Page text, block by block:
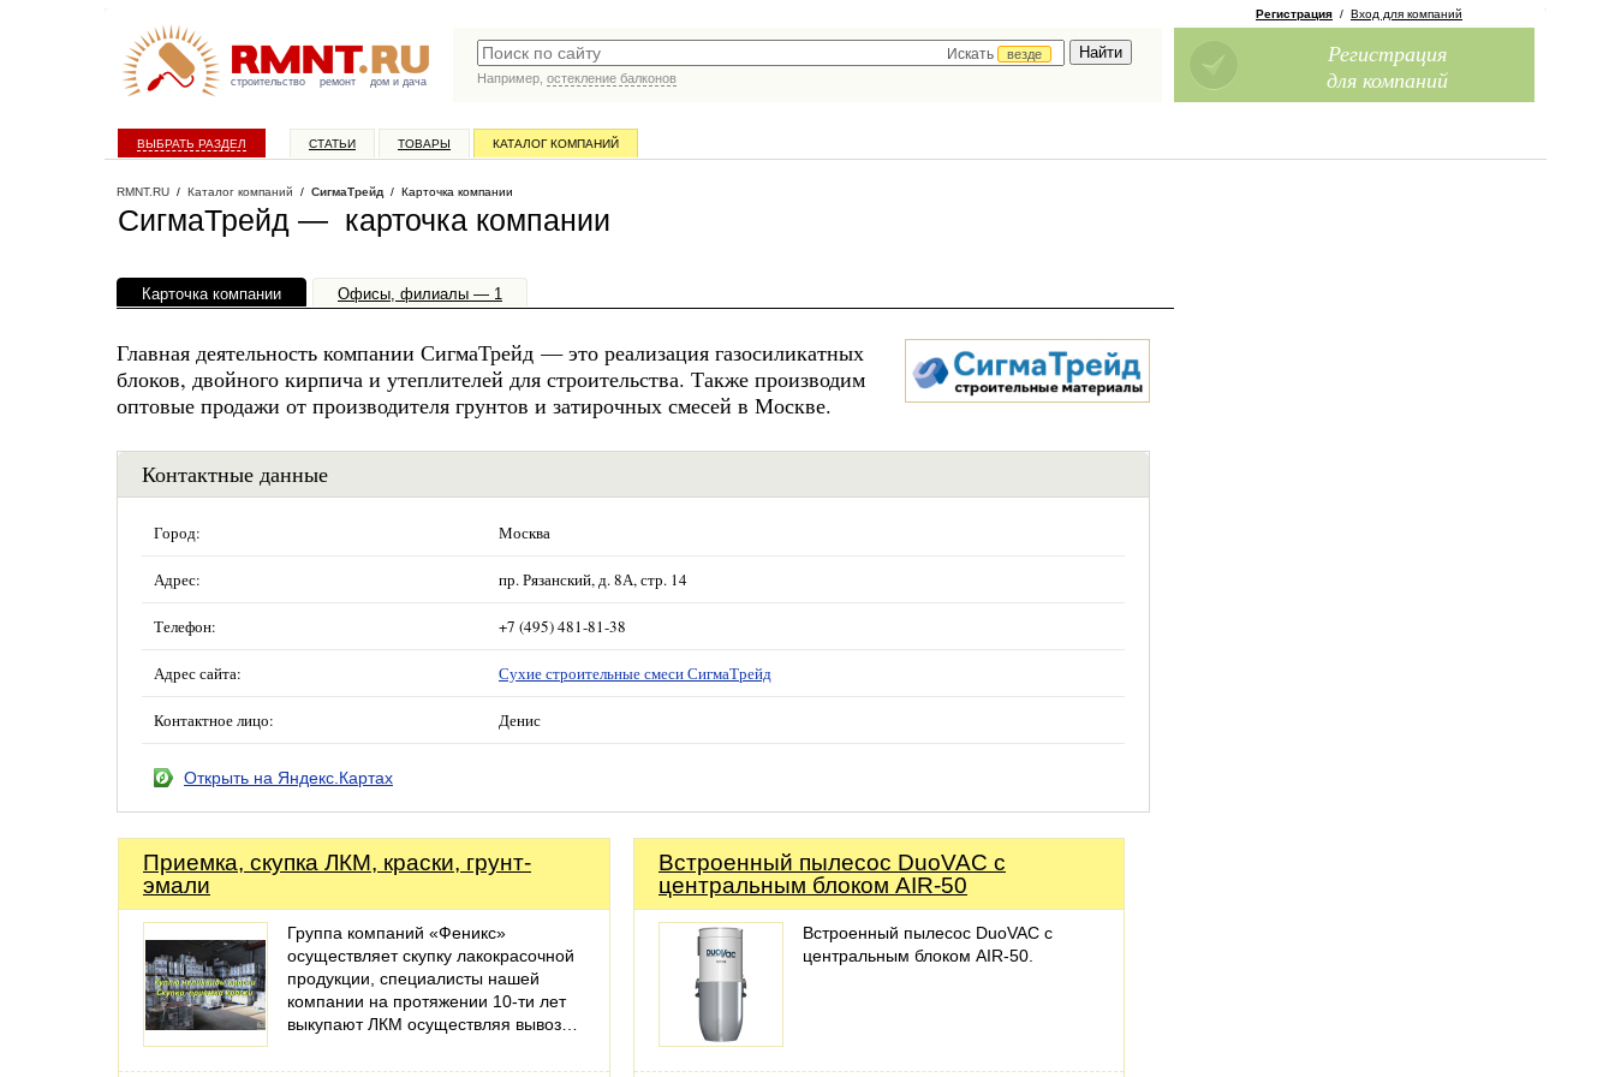
строительство ремонт дом и дача
Искать
везде
Например, остекление балконов
Регистрация / Вход для компаний
Регистрация
для компаний
ВЫБРАТЬ РАЗДЕЛ СТАТЬИ ТОВАРЫ КАТАЛОГ КОМПАНИЙ
RMNT.RU / Каталог компаний / СигмаТрейд / Карточка компании
СигмаТрейд — карточка компании
Карточка компании Офисы, филиалы — 1
Главная деятельность компании СигмаТрейд — это реализация газосиликатных
блоков, двойного кирпича и утеплителей для строительства. Также производим
оптовые продажи от производителя грунтов и затирочных смесей в Москве.
Контактные данные
Город: Москва
Адрес: пр. Рязанский, д. 8А, стр. 14
Телефон: +7 (495) 481-81-38
Адрес сайта: Сухие строительные смеси СигмаТрейд
Контактное лицо: Денис
Открыть на Яндекс.Картах
Приемка, скупка ЛКМ, краски, грунт-
эмали
Группа компаний «Феникс»
осуществляет скупку лакокрасочной
продукции, специалисты нашей
компании на протяжении 10-ти лет
выкупают ЛКМ осуществляя вывоз…
Встроенный пылесос DuoVAC с
центральным блоком AIR-50
Встроенный пылесос DuoVAC с
центральным блоком AIR-50.